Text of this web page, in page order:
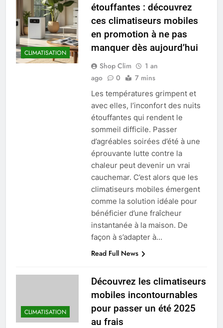
CLIMATISATION
étouffantes : découvrez
ces climatiseurs mobiles
en promotion à ne pas
manquer dès aujourd’hui
Shop Clim
1 an
ago
0 7 mins
Les températures grimpent et
avec elles, l’inconfort des nuits
étouffantes qui rendent le
sommeil difficile. Passer
d’agréables soirées d’été à une
éprouvante lutte contre la
chaleur peut devenir un vrai
cauchemar. C’est alors que les
climatiseurs mobiles émergent
comme la solution idéale pour
bénéficier d’une fraîcheur
instantanée à la maison. De
façon à s’adapter à…
Read Full News
CLIMATISATION
Découvrez les climatiseurs
mobiles incontournables
pour passer un été 2025
au frais